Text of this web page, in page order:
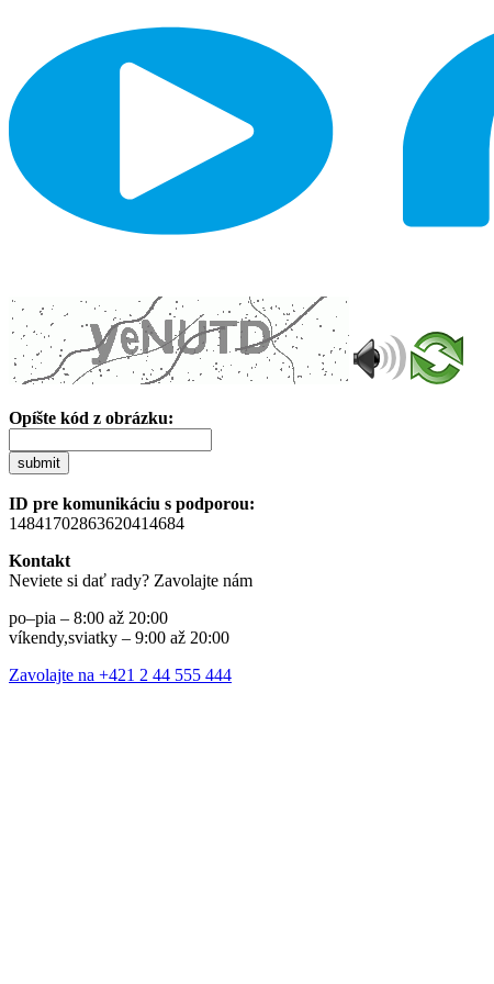
Opíšte kód z obrázku:
submit
ID pre komunikáciu s podporou:
14841702863620414684
Kontakt
Neviete si dať rady? Zavolajte nám
po–pia – 8:00 až 20:00
víkendy,sviatky – 9:00 až 20:00
Zavolajte na +421 2 44 555 444